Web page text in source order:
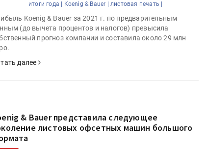
итоги года |
Koenig & Bauer | листовая печать |
Koenig & Bauer за 2021 г. по предварительным
(до вычета процентов и налогов) превысила
прогноз компании и составила около 29 млн
далее
& Bauer представила следующее
листовых офсетных машин большого